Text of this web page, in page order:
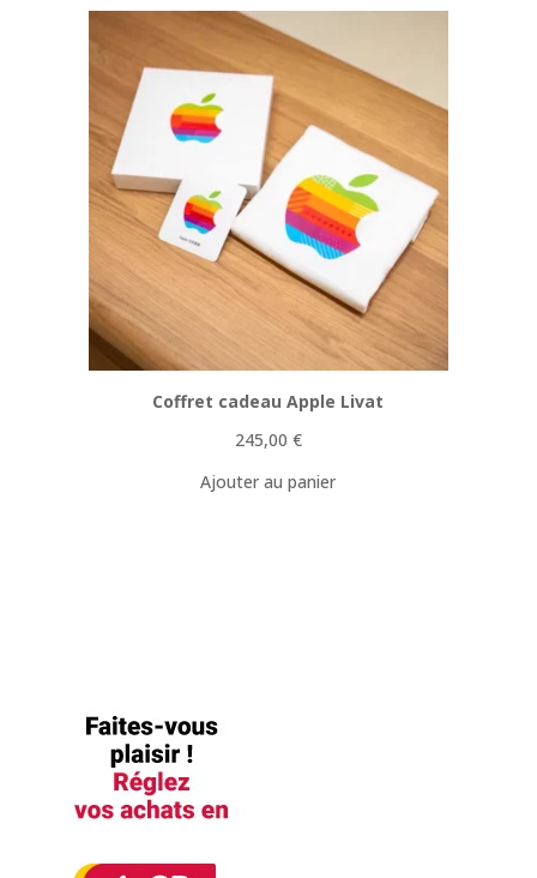
Coffret cadeau Apple Livat
245,00 €
Ajouter au panier